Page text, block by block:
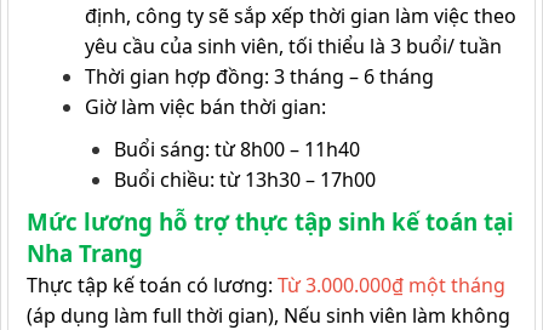
định, công ty sẽ sắp xếp thời gian làm việc theo
yêu cầu của sinh viên, tối thiểu là 3 buổi/ tuần
Thời gian hợp đồng: 3 tháng – 6 tháng
Giờ làm việc bán thời gian:
Buổi sáng: từ 8h00 – 11h40
Buổi chiều: từ 13h30 – 17h00
Mức lương hỗ trợ thực tập sinh kế toán tại
Nha Trang
Thực tập kế toán có lương: Từ 3.000.000₫ một tháng
(áp dụng làm full thời gian), Nếu sinh viên làm không